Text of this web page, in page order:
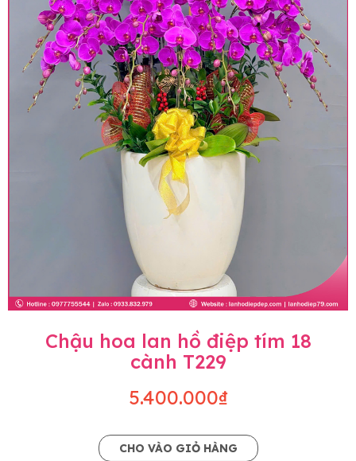
Chậu hoa lan hồ điệp tím 18
cành T229
5.400.000₫
CHO VÀO GIỎ HÀNG